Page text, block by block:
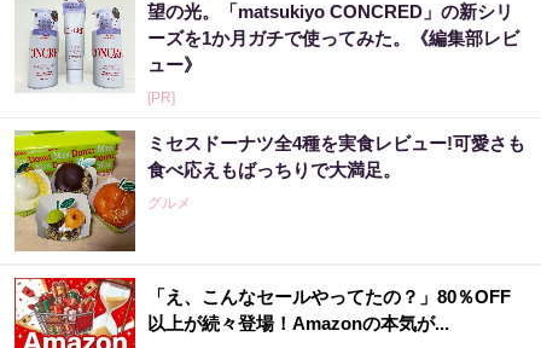
望の光。「matsukiyo CONCRED」の新シリ
ーズを1か月ガチで使ってみた。《編集部レビ
ュー》
[PR]
ミセスドーナツ全4種を実食レビュー!可愛さも
食べ応えもばっちりで大満足。
グルメ
「え、こんなセールやってたの？」80％OFF
以上が続々登場！Amazonの本気が...